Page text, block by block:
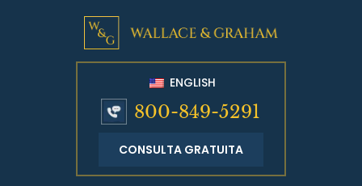
ENGLISH
800-849-5291
CONSULTA GRATUITA